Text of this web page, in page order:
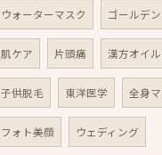
ウォーターマスク ゴールデ
肌ケア 片頭痛 漢方オイル
子供脱毛 東洋医学 全身
フォト美顔 ウェディング